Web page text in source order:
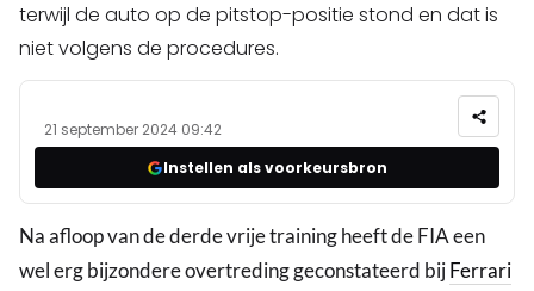
terwijl de auto op de pitstop-positie stond en dat is
niet volgens de procedures.
21 september 2024 09:42
Instellen als voorkeursbron
Na afloop van de derde vrije training heeft de FIA een
wel erg bijzondere overtreding geconstateerd bijFerrari